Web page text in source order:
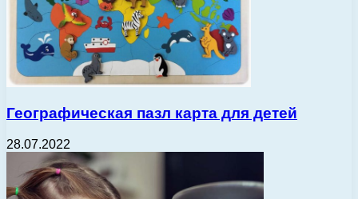
Географическая пазл карта для детей
28.07.2022